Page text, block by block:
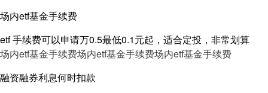
场内etf基金手续费
etf 手续费可以申请万0.5最低0.1元起，适合定投，非常划算
场内etf基金手续费场内etf基金手续费场内etf基金手续费
融资融券利息何时扣款